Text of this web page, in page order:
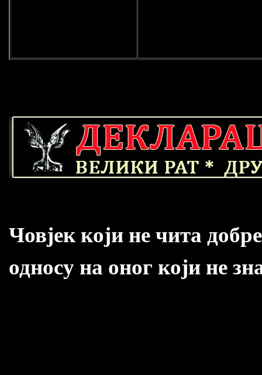
Човјек који не чита
односу на оног који не